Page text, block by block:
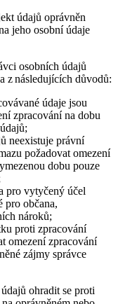
údajů oprávněn
jeho osobní údaje
osobních údajů
z následujících důvodů:
údaje jsou
zpracování na dobu
neexistuje právní
požadovat omezení
dobu pouze
pro vytyčený účel
pro občana,
nároků;
proti zpracování
omezení zpracování
zájmy správce
ohradit se proti